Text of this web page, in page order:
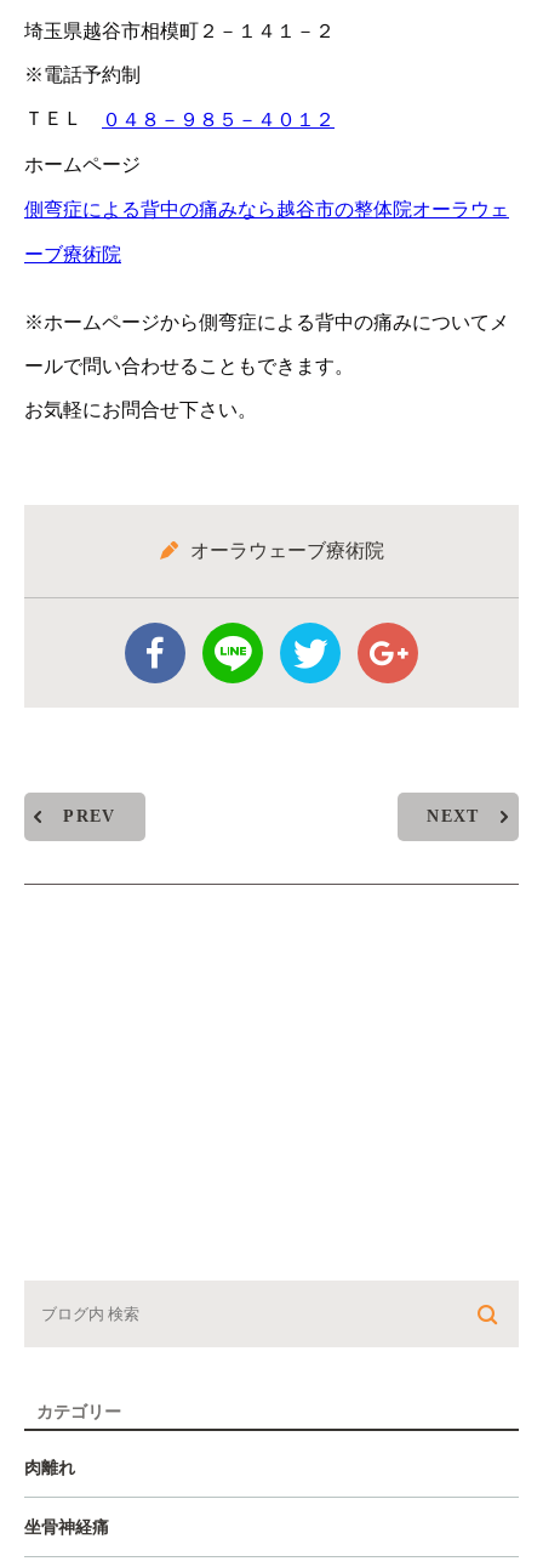
埼玉県越谷市相模町２－１４１－２
※電話予約制
ＴＥＬ ０４８－９８５－４０１２
ホームページ
側弯症による背中の痛みなら越谷市の整体院オーラウェ
ーブ療術院
※ホームページから側弯症による背中の痛みについてメ
ールで問い合わせることもできます。
お気軽にお問合せ下さい。
オーラウェーブ療術院
PREV NEXT
カテゴリー
肉離れ
坐骨神経痛